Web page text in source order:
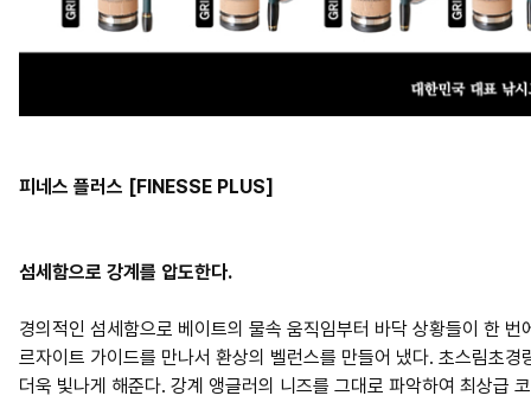
피네스 플러스 [FINESSE PLUS]
섬세함으로 강계를 압도한다.
경의적인 섬세함으로 베이트의 물속 움직임부터 바닥 상황들이 한
르자이트 가이드를 만나서 환상의 벨런스를 만들어 냈다. 초스림초
더욱 빛나게 해준다. 강계 앵글러의 니즈를 그대로 파악하여 최상급